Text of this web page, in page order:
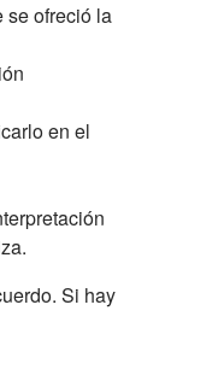
se ofreció la
en el
Si hay